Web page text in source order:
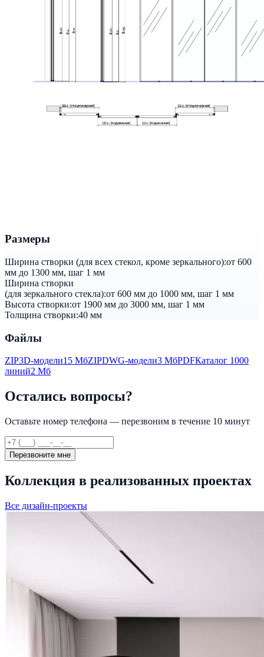
Размеры
Ширина створки (для всех стекол, кроме зеркального):от 600
мм до 1300 мм, шаг 1 мм
Ширина створки
(для зеркального стекла):от 600 мм до 1000 мм, шаг 1 мм
Высота створки:от 1900 мм до 3000 мм, шаг 1 мм
Толщина створки:40 мм
Файлы
ZIP3D-модели15 МбZIPDWG-модели3 МбPDFКаталог 1000
линий2 Мб
Остались вопросы?
Оставьте номер телефона — перезвоним в течение 10 минут
Перезвоните мне
Коллекция в реализованных проектах
Все дизайн-проекты